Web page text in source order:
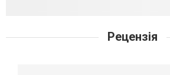
Рецензія